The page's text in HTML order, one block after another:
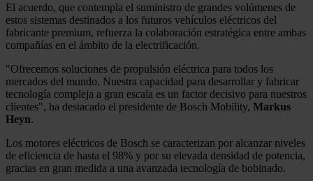
El acuerdo, que contempla el suministro de grandes volúmenes de
estos sistemas destinados a los futuros vehículos eléctricos del
fabricante premium, refuerza la colaboración estratégica entre ambas
compañías en el ámbito de la electrificación.
"Ofrecemos soluciones de propulsión eléctrica para todos los
mercados del mundo. Nuestra capacidad para desarrollar y fabricar
tecnología compleja a gran escala es un factor decisivo para nuestros
clientes", ha destacado el presidente de Bosch Mobility, Markus
Heyn.
Los motores eléctricos de Bosch se caracterizan por alcanzar niveles
de eficiencia de hasta el 98% y por su elevada densidad de potencia,
gracias en gran medida a una avanzada tecnología de bobinado.